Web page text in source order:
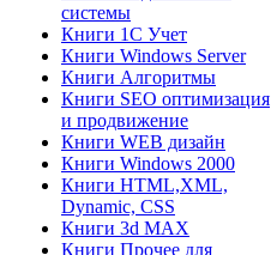
системы
Книги 1C Учет
Книги Windows Server
Книги Алгоритмы
Книги SEO оптимизация
и продвижение
Книги WEB дизайн
Книги Windows 2000
Книги HTML,XML,
Dynamic, CSS
Книги 3d MAX
Книги Прочее для